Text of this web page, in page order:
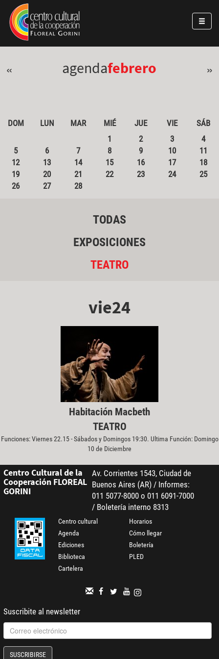
Pasar al contenido principal
Jump to main content
« agendafebrero »
DOM LUN MAR MIÉ JUE VIE
SÁB
1
2 3
4
5
6 7 8 9 10
11
12
13 14 15 16 17
18
19
20 21 22 23 24
25
26
27 28
TODAS
EXPOSICIONES
TEATRO
vie24
Habitación Macbeth
TEATRO
Funciones: Viernes 22.15 - Sábados y Domingos 19:30. Ultima Función: Domingo
10 de Diciembre
Centro Cultural de la
Cooperación FLOREAL
GORINI
Av. Corrientes 1543, Ciudad de
Buenos Aires (AR) / Informes:
011 5077-8000 o 011 6091-7000
/ Boletería interno 8313
Centro cultural
Agenda
Ediciones
Biblioteca
Cartelera
Horarios
Cómo llegar
Boletería
PLED
Suscribite al newsletter
SUSCRIBIRSE